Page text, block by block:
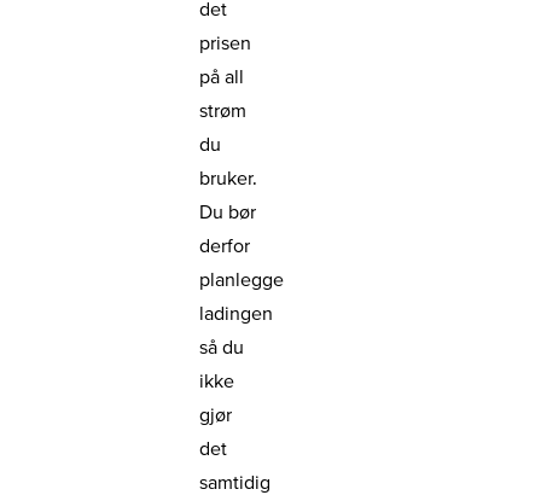
det
prisen
på all
strøm
du
bruker.
Du bør
derfor
planlegge
ladingen
så du
ikke
gjør
det
samtidig